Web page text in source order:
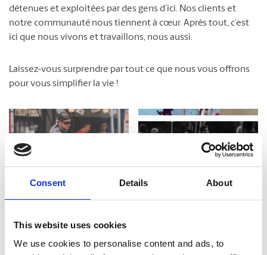
Consent Details About
This website uses cookies
We use cookies to personalise content and ads, to
détenues et exploitées par des gens d’ici. Nos clients et
notre communauté nous tiennent à cœur. Après tout, c’est
ici que nous vivons et travaillons, nous aussi.
Laissez-vous surprendre par tout ce que nous vous offrons
pour vous simplifier la vie !